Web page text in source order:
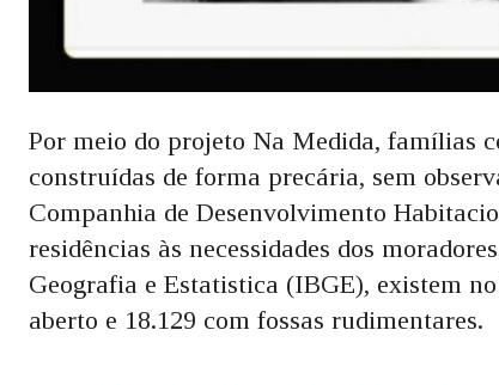
Por meio do projeto Na Medida, famílias
construídas de forma precária, sem
Companhia de Desenvolvimento
residências às necessidades dos
Geografia e Estatistica (IBGE), existem
aberto e 18.129 com fossas rudimentares.